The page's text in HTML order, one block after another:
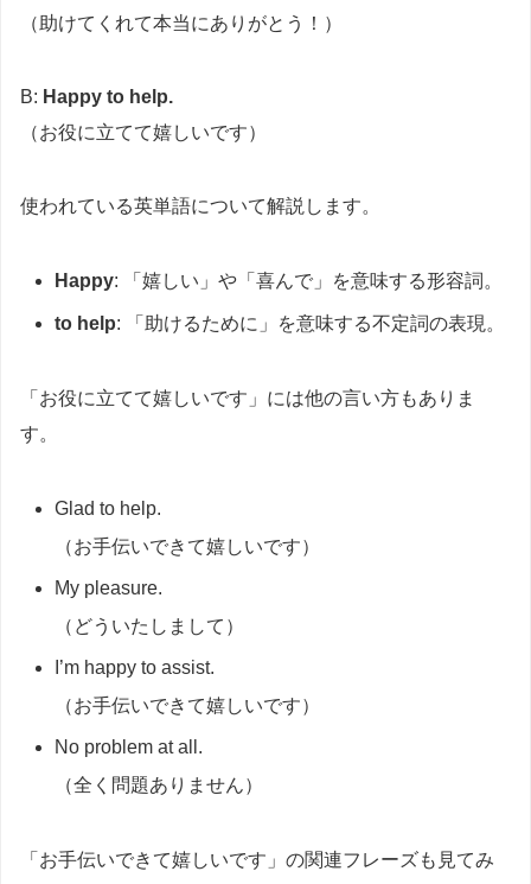
（助けてくれて本当にありがとう！）
B: Happy to help.
（お役に立てて嬉しいです）
使われている英単語について解説します。
Happy: 「嬉しい」や「喜んで」を意味する形容詞。
to help: 「助けるために」を意味する不定詞の表現。
「お役に立てて嬉しいです」には他の言い方もありま
す。
Glad to help.
（お手伝いできて嬉しいです）
My pleasure.
（どういたしまして）
I’m happy to assist.
（お手伝いできて嬉しいです）
No problem at all.
（全く問題ありません）
「お手伝いできて嬉しいです」の関連フレーズも見てみ